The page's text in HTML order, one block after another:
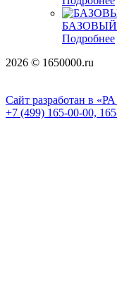
БАЗОВЫЙ 1
Подробнее
2026 © 1650000.ru
Сайт разработан в
+7 (499) 165-00-00,